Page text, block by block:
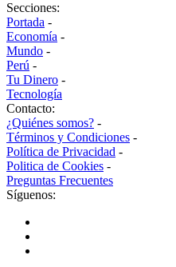
Secciones:
Portada -
Economía -
Mundo -
Perú -
Tu Dinero -
Tecnología
Contacto:
¿Quiénes somos? -
Términos y Condiciones -
Política de Privacidad -
Politica de Cookies -
Preguntas Frecuentes
Síguenos: